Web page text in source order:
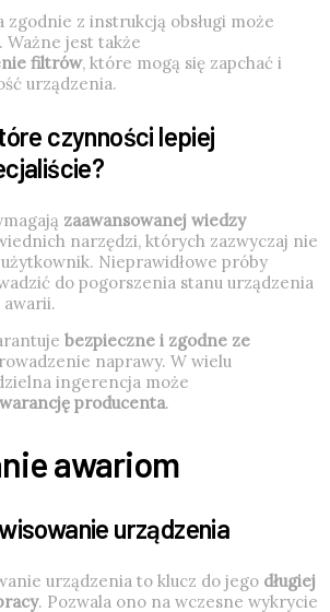
zgodnie z instrukcją obsługi może
jest także
filtrów, które mogą się zapchać i
urządzenia.
czynności lepiej
zaawansowanej wiedzy
narzędzi, których zazwyczaj nie
Nieprawidłowe próby
do pogorszenia stanu urządzenia
bezpieczne i zgodne ze
naprawy. W wielu
ingerencja może
producenta.
awariom
urządzenia
urządzenia to klucz do jego długiej
. Pozwala ono na wczesne wykrycie